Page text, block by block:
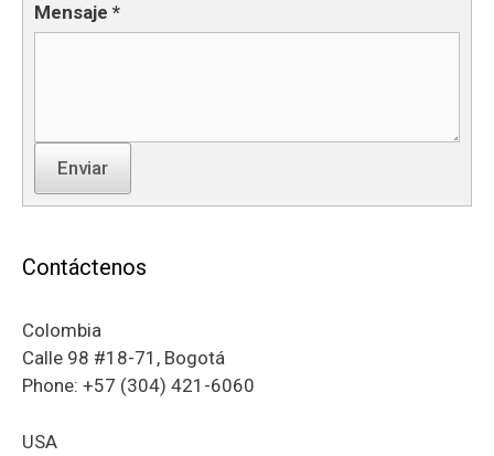
Mensaje *
Enviar
Contáctenos
Colombia
Calle 98 #18-71, Bogotá
Phone: +57 (304) 421-6060
USA